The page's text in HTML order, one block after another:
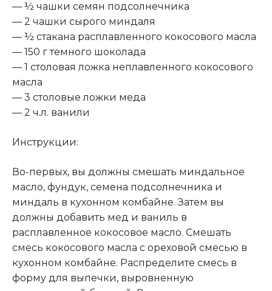
— ½ чашки семян подсолнечника
— 2 чашки сырого миндаля
— ½ стакана расплавленного кокосового масла
— 150 г темного шоколада
— 1 столовая ложка неплавленного кокосового
масла
— 3 столовые ложки меда
— 2 ч.л. ванили
Инструкции:
Во-первых, вы должны смешать миндальное
масло, фундук, семена подсолнечника и
миндаль в кухонном комбайне. Затем вы
должны добавить мед и ваниль в
расплавленное кокосовое масло. Смешать
смесь кокосового масла с ореховой смесью в
кухонном комбайне. Распределите смесь в
форму для выпечки, выровненную